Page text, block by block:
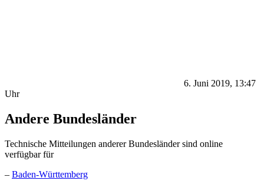
6. Juni 2019, 13:47
Uhr
Andere Bundesländer
Technische Mitteilungen anderer Bundesländer sind online
verfügbar für
– Baden-Württemberg